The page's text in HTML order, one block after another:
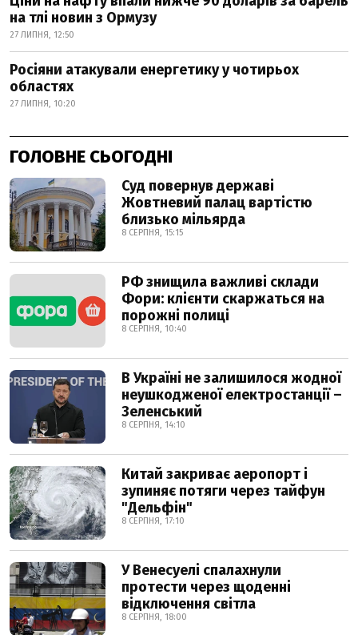
на тлі новин з Ормузу
27 ЛИПНЯ, 12:50
Росіяни атакували енергетику у чотирьох
областях
27 ЛИПНЯ, 10:20
ГОЛОВНЕ СЬОГОДНІ
Суд повернув державі
Жовтневий палац вартістю
близько мільярда
8 СЕРПНЯ, 15:15
РФ знищила важливі склади
Фори: клієнти скаржаться на
порожні полиці
8 СЕРПНЯ, 10:40
В Україні не залишилося жодної
неушкодженої електростанції –
Зеленський
8 СЕРПНЯ, 14:10
Китай закриває аеропорт і
зупиняє потяги через тайфун
"Дельфін"
8 СЕРПНЯ, 17:10
У Венесуелі спалахнули
протести через щоденні
відключення світла
8 СЕРПНЯ, 18:00